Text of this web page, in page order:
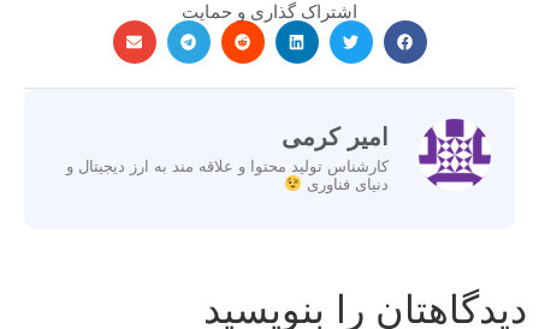
اشتراک گذاری و حمایت
امیر کرمی
کارشناس تولید محتوا و علاقه مند به ارز دیجیتال و
دنیای فناوری
دیدگاهتان را بنویسید